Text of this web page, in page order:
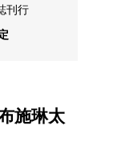
刊行
施琳太